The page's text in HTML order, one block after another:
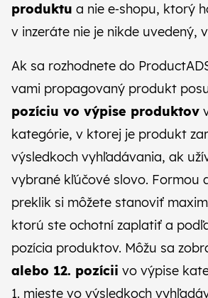
produktu a nie e‑shopu, ktorý
v inzeráte nie je nikde uvedený,
Ak sa rozhodnete do
vami propagovaný produkt
pozíciu vo výpise produktov
kategórie, v ktorej je produkt
výsledkoch vyhľadávania, ak
vybrané kľúčové slovo. Formou
preklik si môžete stanoviť
ktorú ste ochotní zaplatiť a
pozícia produktov. Môžu sa
alebo 12. pozícii vo výpise
1. mieste vo výsledkoch